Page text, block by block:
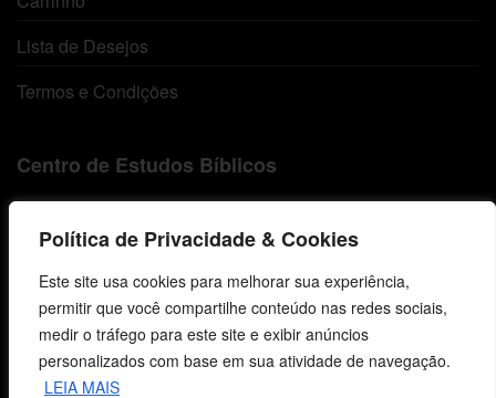
Política de Privacidade & Cookies
Este site usa cookies para melhorar sua experiência,
permitir que você compartilhe conteúdo nas redes sociais,
medir o tráfego para este site e exibir anúncios
personalizados com base em sua atividade de navegação.
LEIA MAIS
Lista de Desejos
Termos e Condições
Centro de Estudos Bíblicos
São Leopoldo, RS, Brasil
Fale Conosco
E-mails